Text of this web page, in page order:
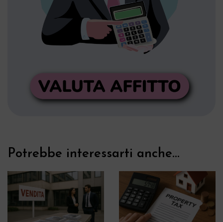
Potrebbe interessarti anche...